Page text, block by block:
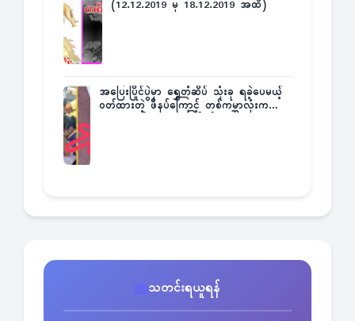
(12.12.2019 မှ 18.12.2019 အထိ)
အပြေးပြိုင်ပွဲမှာ ရွှေတံဆိပ် သုံးခု ရခဲ့ပေမယ့်
ဝတ်ထားတဲ့ ဖိနပ်ကြောင့် တစ်ကမ္ဘာလုံးက
သတင်းရယူရန်